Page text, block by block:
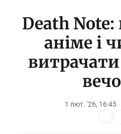
Death
аніме і
1 лют. '26, 16:45